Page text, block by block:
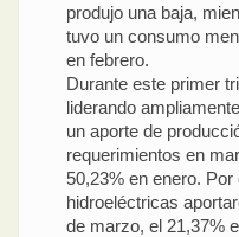
produjo una baja,
tuvo un consumo
en febrero.
Durante este primer
liderando
un aporte de
requerimientos en
50,23% en enero.
hidroeléctricas
de marzo, el 21,37%